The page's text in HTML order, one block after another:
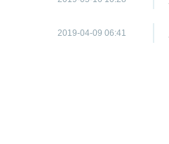
2019-04-09 06:41